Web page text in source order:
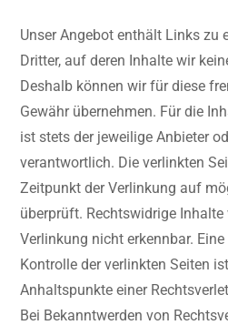
Unser Angebot enthält Links zu
Dritter, auf deren Inhalte wir
Deshalb können wir für diese
Gewähr übernehmen. Für die
ist stets der jeweilige Anbieter
verantwortlich. Die verlinkten
Zeitpunkt der Verlinkung auf
überprüft. Rechtswidrige
Verlinkung nicht erkennbar.
Kontrolle der verlinkten Seiten
Anhaltspunkte einer
Bei Bekanntwerden von